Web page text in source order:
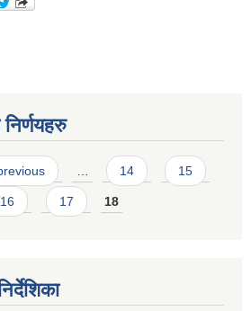
निर्णयहरु
… 14 15
16 17 18